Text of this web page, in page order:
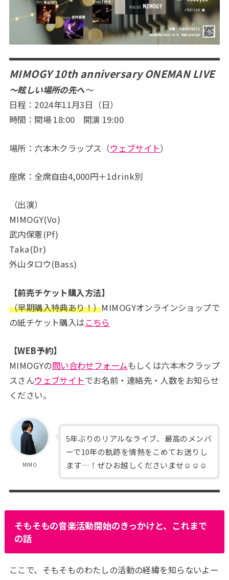
MIMOGY 10th anniversary ONEMAN LIVE
～眩しい場所の先へ～
日程：2024年11月3日（日）
時間：開場 18:00 開演 19:00
場所：六本木クラップス（ウェブサイト）
座席：全席自由4,000円＋1drink別
（出演）
MIMOGY(Vo)
武内保憲(Pf)
Taka(Dr)
外山タロウ(Bass)
【前売チケット購入方法】
（早期購入特典あり！）MIMOGYオンラインショップで
の紙チケット購入はこちら
【WEB予約】
MIMOGYの問い合わせフォームもしくは六本木クラップ
スさんウェブサイトでお名前・連絡先・人数をお知らせ
ください。
MIMO
5年ぶりのリアルなライブ、最高のメンバ
ーで10年の軌跡を情熱をこめてお送りし
ます…！ぜひお越しくださいませ☺☺☺
そもそもの音楽活動開始のきっかけと、これまで
の話
ここで、そもそものわたしの活動の経緯を知らないよー